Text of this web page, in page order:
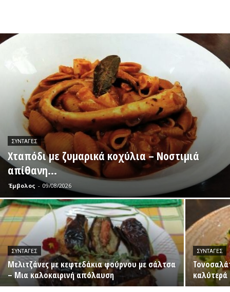
ΣΥΝΤΑΓΈΣ
Χταπόδι με ζυμαρικά κοχύλια – Νοστιμιά
απίθανη…
Έμβολος - 09/08/2026
ΣΥΝΤΑΓΈΣ
Μελιτζάνες με κεφτεδάκια φούρνου με σάλτσα
– Μια καλοκαιρινή απόλαυση
ΣΥΝΤΑΓΈΣ